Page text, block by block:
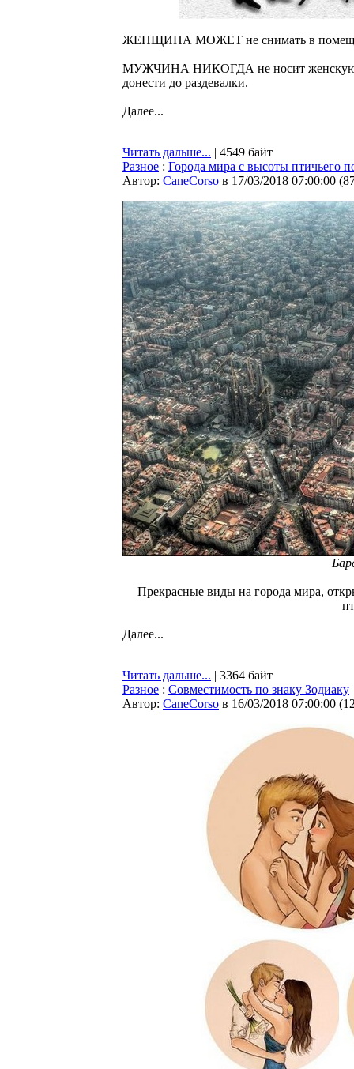
ЖЕНЩИНА МОЖЕТ не снимать в
МУЖЧИНА НИКОГДА не носит женскую
донести до раздевалки.
Далее...
Читать дальше... | 4549 байт
Разное : Города мира с высоты птичьего
Автор: CaneCorso в 17/03/2018 07:00:00 (
Прекрасные виды на города мира,
Далее...
Читать дальше... | 3364 байт
Разное : Совместимость по знаку Зодиаку
Автор: CaneCorso в 16/03/2018 07:00:00 (